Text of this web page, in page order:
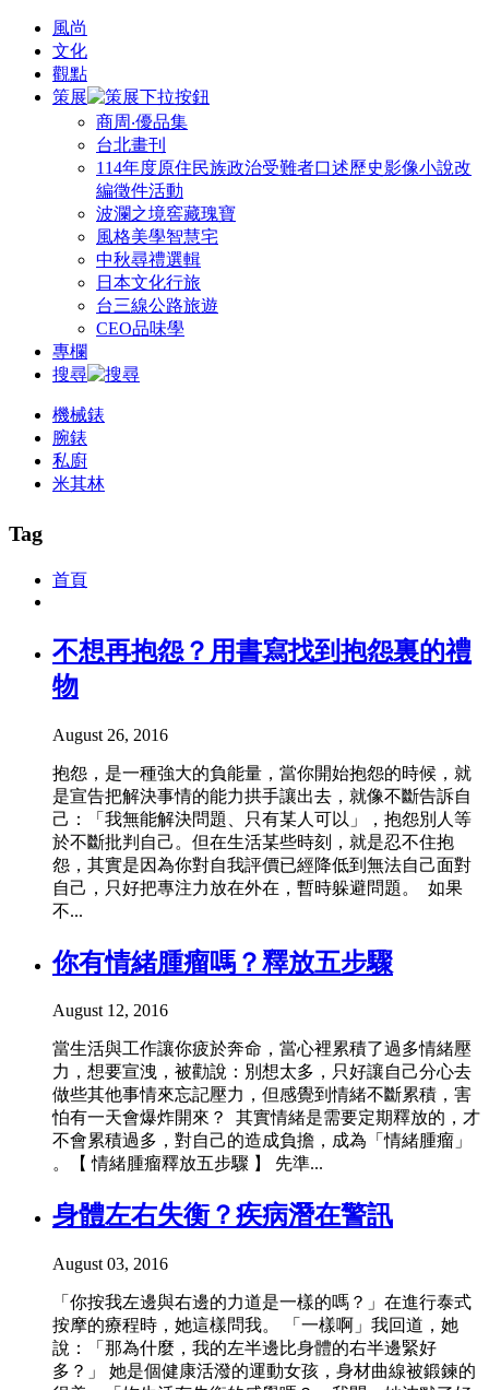
風尚
文化
觀點
策展
商周‧優品集
台北畫刊
114年度原住民族政治受難者口述歷史影像小說改
編徵件活動
波瀾之境窖藏瑰寶
風格美學智慧宅
中秋尋禮選輯
日本文化行旅
台三線公路旅遊
CEO品味學
專欄
搜尋
機械錶
腕錶
私廚
米其林
Tag
首頁
不想再抱怨？用書寫找到抱怨裏的禮
物
August 26, 2016
抱怨，是一種強大的負能量，當你開始抱怨的時候，就
是宣告把解決事情的能力拱手讓出去，就像不斷告訴自
己：「我無能解決問題、只有某人可以」，抱怨別人等
於不斷批判自己。但在生活某些時刻，就是忍不住抱
怨，其實是因為你對自我評價已經降低到無法自己面對
自己，只好把專注力放在外在，暫時躲避問題。 如果
不...
你有情緒腫瘤嗎？釋放五步驟
August 12, 2016
當生活與工作讓你疲於奔命，當心裡累積了過多情緒壓
力，想要宣洩，被勸說：別想太多，只好讓自己分心去
做些其他事情來忘記壓力，但感覺到情緒不斷累積，害
怕有一天會爆炸開來？ 其實情緒是需要定期釋放的，才
不會累積過多，對自己的造成負擔，成為「情緒腫瘤」
。【 情緒腫瘤釋放五步驟 】 先準...
身體左右失衡？疾病潛在警訊
August 03, 2016
「你按我左邊與右邊的力道是一樣的嗎？」在進行泰式
按摩的療程時，她這樣問我。 「一樣啊」我回道，她
說：「那為什麼，我的左半邊比身體的右半邊緊好
多？」 她是個健康活潑的運動女孩，身材曲線被鍛鍊的